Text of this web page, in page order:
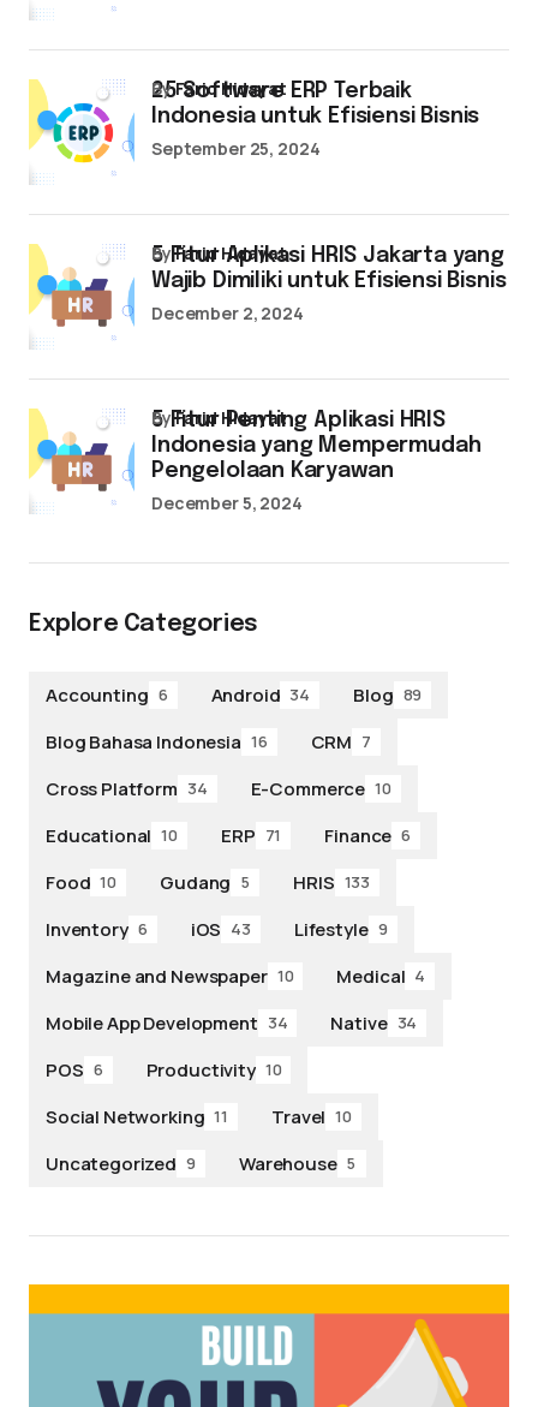
25 Software ERP Terbaik
Indonesia untuk Efisiensi Bisnis
byFarid Hidayat
September 25, 2024
5 Fitur Aplikasi HRIS Jakarta yang
Wajib Dimiliki untuk Efisiensi Bisnis
byFarid Hidayat
December 2, 2024
5 Fitur Penting Aplikasi HRIS
Indonesia yang Mempermudah
Pengelolaan Karyawan
byFarid Hidayat
December 5, 2024
Explore Categories
Accounting 6 Android 34 Blog 89
Blog Bahasa Indonesia 16 CRM 7
Cross Platform 34 E-Commerce 10
Educational 10 ERP 71 Finance 6
Food 10 Gudang 5 HRIS 133
Inventory 6 iOS 43 Lifestyle 9
Magazine and Newspaper 10 Medical 4
Mobile App Development 34 Native 34
POS 6 Productivity 10
Social Networking 11 Travel 10
Uncategorized 9 Warehouse 5